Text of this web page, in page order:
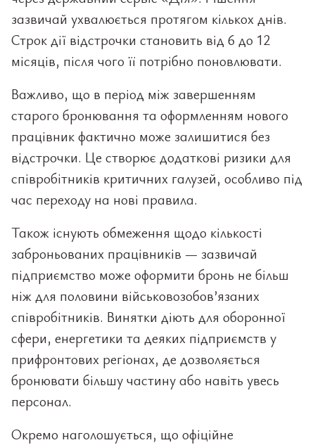
зазвичай ухвалюється протягом кількох днів.
Строк дії відстрочки становить від 6 до 12
місяців, після чого її потрібно поновлювати.
Важливо, що в період між завершенням
старого бронювання та оформленням нового
працівник фактично може залишитися без
відстрочки. Це створює додаткові ризики для
співробітників критичних галузей, особливо під
час переходу на нові правила.
Також існують обмеження щодо кількості
заброньованих працівників — зазвичай
підприємство може оформити бронь не більш
ніж для половини військовозобов’язаних
співробітників. Винятки діють для оборонної
сфери, енергетики та деяких підприємств у
прифронтових регіонах, де дозволяється
бронювати більшу частину або навіть увесь
персонал.
Окремо наголошується, що офіційне